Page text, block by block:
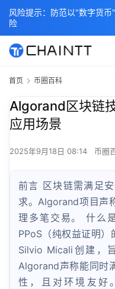
首页 币圈百科
Algorand区块链
应用场景
2025年9月18日 08:14 币圈
前言 区块链需满足
求。Algorand项目声
理多笔交易。 什么
PPoS（纯权益证明
Silvio Micali创建，
Algorand声称能同时
性，且对环境友好
风险提示：防范以"数字货
险